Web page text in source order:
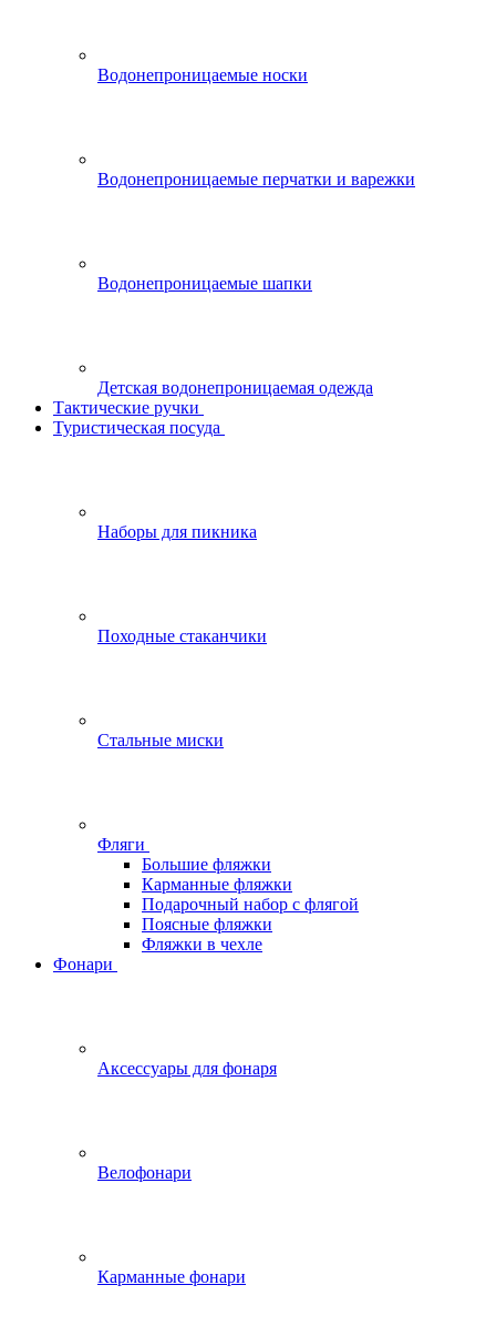
Водонепроницаемые носки
Водонепроницаемые перчатки и варежки
Водонепроницаемые шапки
Детская водонепроницаемая одежда
Тактические ручки
Туристическая посуда
Наборы для пикника
Походные стаканчики
Стальные миски
Фляги
Большие фляжки
Карманные фляжки
Подарочный набор с флягой
Поясные фляжки
Фляжки в чехле
Фонари
Аксессуары для фонаря
Велофонари
Карманные фонари